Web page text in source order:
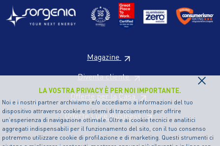
LA VOSTRA PRIVACY È PER NOI IMPORTANTE.
Noi e i nostri partner archiviamo e/o accediamo a informazioni del tuo
dispositivo attraverso cookie e sistemi di tracciamento per offrire
un’esperienza di navigazione ottimale. Oltre ai cookie tecnici e analitici
aggregati indispensabili per il funzionamento del sito, con il tuo consenso
potremmo utilizzare cookie di profilazione e di marketing. Questi strumenti ci
×
Magazine
Diventa cliente
Offerte per la Casa
Offerte Luce Business